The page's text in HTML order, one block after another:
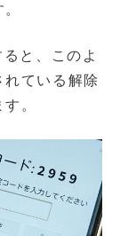
と、このよ
ている解除
。